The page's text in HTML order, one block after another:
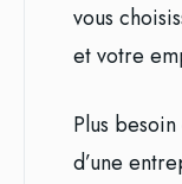
vous
et votre
Plus
d’une